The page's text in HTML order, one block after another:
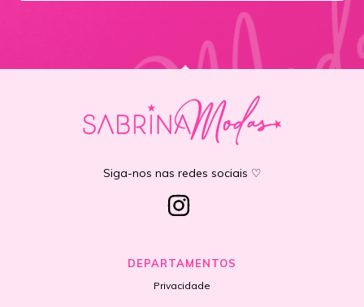
Siga-nos nas redes sociais ♡
DEPARTAMENTOS
Privacidade